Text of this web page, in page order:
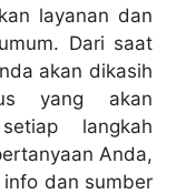
layanan dan
Dari saat
akan dikasih
yang akan
langkah
Anda,
dan sumber